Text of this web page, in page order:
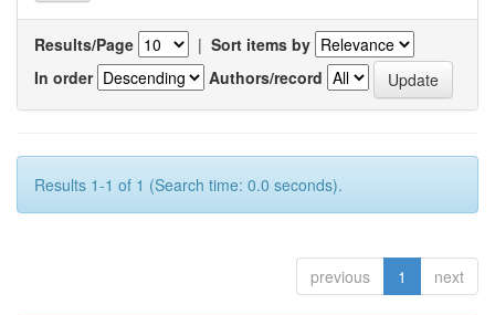
Results/Page | Sort items by
In order
Authors/record
Results 1-1 of 1 (Search time: 0.0 seconds).
previous 1 next